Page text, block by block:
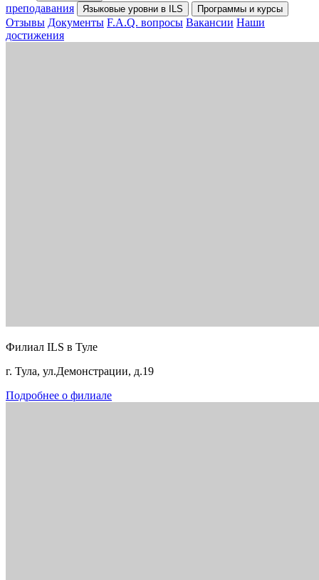
преподавания
Языковые уровни в ILS Программы и курсы
Отзывы Документы F.A.Q. вопросы Вакансии Наши
достижения
Филиал ILS в Туле
г. Тула, ул.Демонстрации, д.19
Подробнее о филиале